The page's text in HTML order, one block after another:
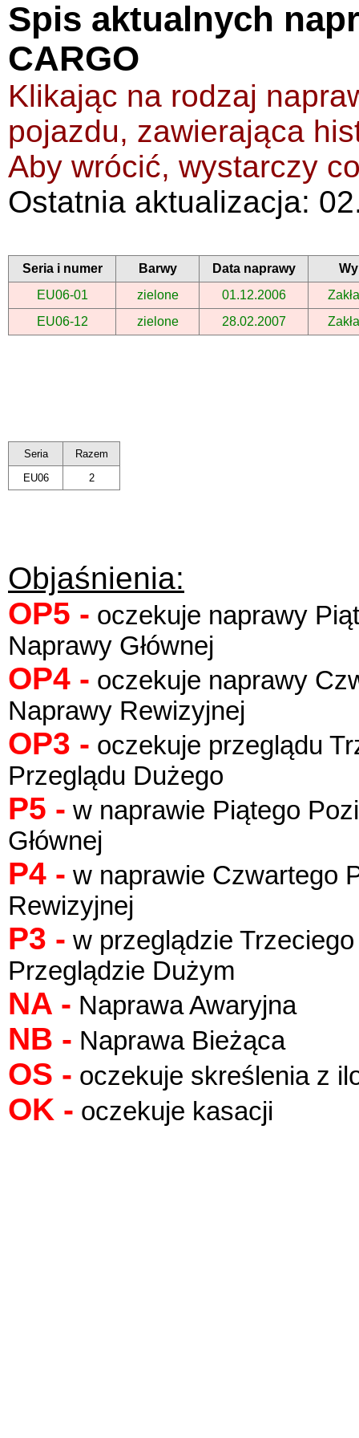
Spis aktualnych
CARGO
Klikając na rodzaj
pojazdu, zawierająca
Aby wrócić, wystarczy
Ostatnia aktualizacja:
Seria i numer Barwy Data naprawy
EU06-01
zielone 01.12.2006
EU06-12
zielone 28.02.2007
Seria
Razem
EU06
2
Objaśnienia:
OP5 - oczekuje naprawy
Naprawy Głównej
OP4 - oczekuje naprawy
Naprawy Rewizyjnej
OP3 - oczekuje przeglądu
Przeglądu Dużego
P5 - w naprawie Piątego
Głównej
P4 - w naprawie Czwartego
Rewizyjnej
P3 - w przeglądzie
Przeglądzie Dużym
NA - Naprawa Awaryjna
NB - Naprawa Bieżąca
OS - oczekuje skreślenia z
OK - oczekuje kasacji